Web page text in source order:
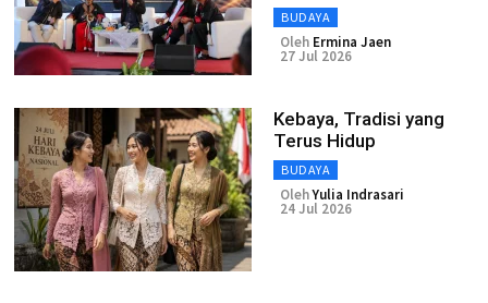
BUDAYA
Oleh Ermina Jaen
27 Jul 2026
Kebaya, Tradisi yang
Terus Hidup
BUDAYA
OlehYulia Indrasari
24 Jul 2026